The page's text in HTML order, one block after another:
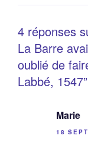
4 réponses
La Barre
oublié de
Labbé, 1547”
Marie
18